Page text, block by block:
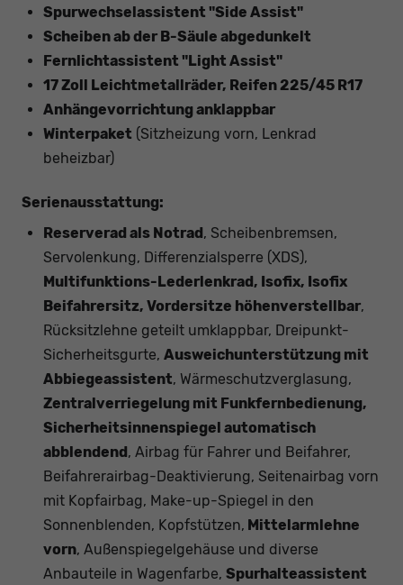
Spurwechselassistent "Side Assist"
Scheiben ab der B-Säule abgedunkelt
Fernlichtassistent "Light Assist"
17 Zoll Leichtmetallräder, Reifen 225/45 R17
Anhängevorrichtung anklappbar
Winterpaket (Sitzheizung vorn, Lenkrad
beheizbar)
Serienausstattung:
Reserverad als Notrad , Scheibenbremsen,
Servolenkung, Differenzialsperre (XDS),
Multifunktions-Lederlenkrad, Isofix, Isofix
Beifahrersitz, Vordersitze höhenverstellbar,
Rücksitzlehne geteilt umklappbar, Dreipunkt-
Sicherheitsgurte, Ausweichunterstützung mit
Abbiegeassistent, Wärmeschutzverglasung,
Zentralverriegelung mit Funkfernbedienung,
Sicherheitsinnenspiegel automatisch
abblendend , Airbag für Fahrer und Beifahrer,
Beifahrerairbag-Deaktivierung, Seitenairbag vorn
mit Kopfairbag, Make-up-Spiegel in den
Sonnenblenden, Kopfstützen, Mittelarmlehne
vorn, Außenspiegelgehäuse und diverse
Anbauteile in Wagenfarbe, Spurhalteassistent